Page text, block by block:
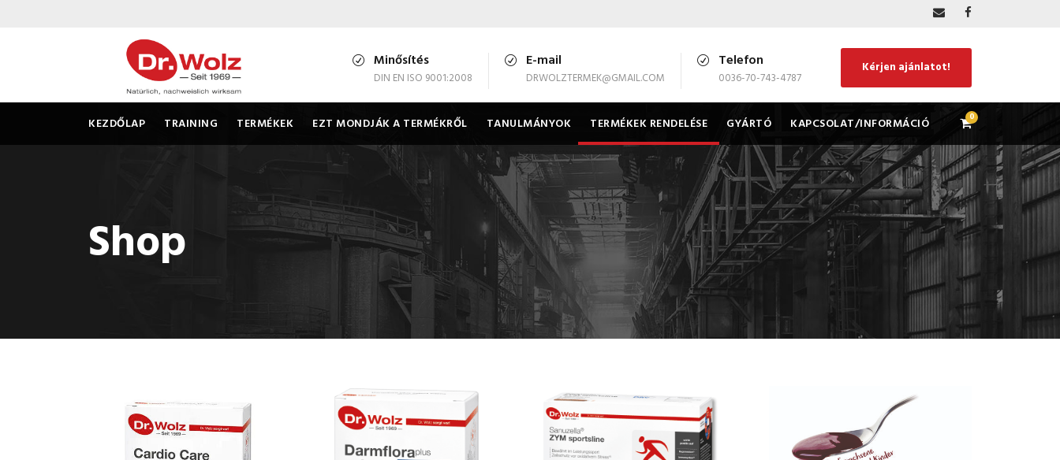
Minősítés
DIN EN ISO 9001:2008
E-mail
DRWOLZTERMEK@GMAIL.COM
Telefon
0036-70-743-4787
Kérjen ajánlatot!
KEZDŐLAP TRAINING TERMÉKEK EZT MONDJÁK A TERMÉKRŐL TANULMÁNYOK TERMÉKEK RENDELÉSE GYÁRTÓ KAPCSOLAT/INFORMÁCIÓ 0
Shop